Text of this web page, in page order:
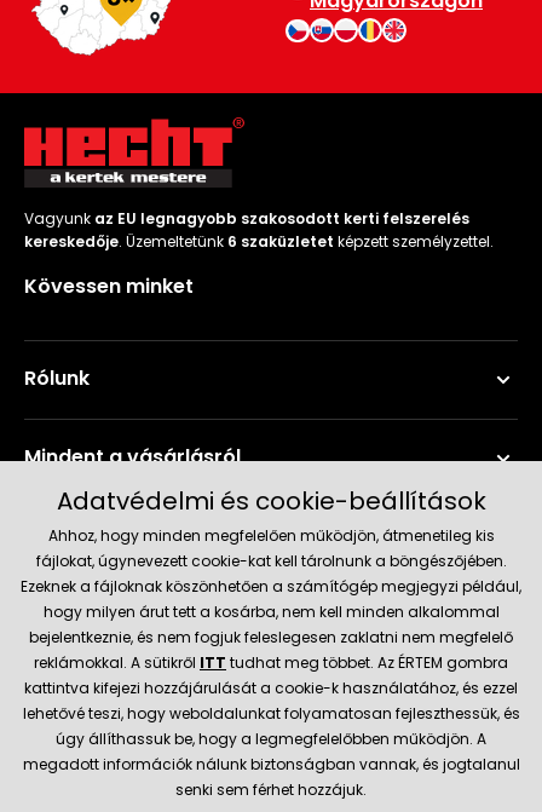
Vagyunk az EU legnagyobb szakosodott kerti felszerelés
kereskedője. Üzemeltetünk 6 szaküzletet képzett személyzettel.
Kövessen minket
Rólunk
Mindent a vásárlásról
Szerviz és támogatás
Aktuális információk
Szállítás és fizetési módok
Megbízható kereskedő
Adatvédelmi és cookie-beállítások
Ahhoz, hogy minden megfelelően működjön, átmenetileg kis
fájlokat, úgynevezett cookie-kat kell tárolnunk a böngészőjében.
Ezeknek a fájloknak köszönhetően a számítógép megjegyzi például,
hogy milyen árut tett a kosárba, nem kell minden alkalommal
bejelentkeznie, és nem fogjuk feleslegesen zaklatni nem megfelelő
reklámokkal. A sütikről ITT tudhat meg többet. Az ÉRTEM gombra
kattintva kifejezi hozzájárulását a cookie-k használatához, és ezzel
lehetővé teszi, hogy weboldalunkat folyamatosan fejleszthessük, és
úgy állíthassuk be, hogy a legmegfelelőbben működjön. A
megadott információk nálunk biztonságban vannak, és jogtalanul
senki sem férhet hozzájuk.